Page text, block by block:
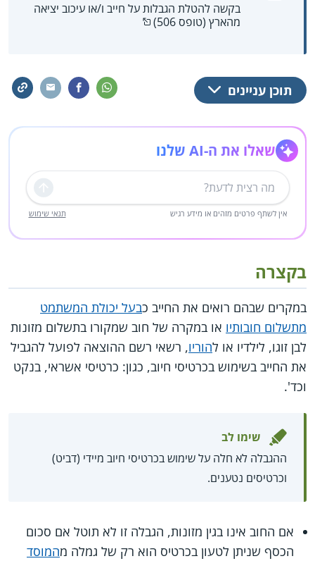
בקשה להטלת הגבלות על חייב ו/או עיכוב יציאה
מהארץ (טופס 506)
תוכן עניינים
שאלו את ה-AI שלנו
שליחה
אין לשתף פרטים מזהים או מידע רגיש תנאי שימוש
בקצרה
במקרים שבהם רואים את החייב כבעל יכולת המשתמט
מתשלום חובותיו או במקרה של חוב שמקורו בתשלום מזונות
לבן זוגו, לילדיו או להוריו, רשאי רשם ההוצאה לפועל להגביל
את החייב בשימוש בכרטיסי חיוב, כגון: כרטיסי אשראי, בנקט
וכד'.
שימו לב
ההגבלה לא חלה על שימוש בכרטיסי חיוב מיידי (דביט)
וכרטיסים נטענים.
אם החוב אינו בגין מזונות, הגבלה זו לא תוטל אם סכום
הכסף שניתן לטעון בכרטיס הוא רק של גמלה מהמוסד